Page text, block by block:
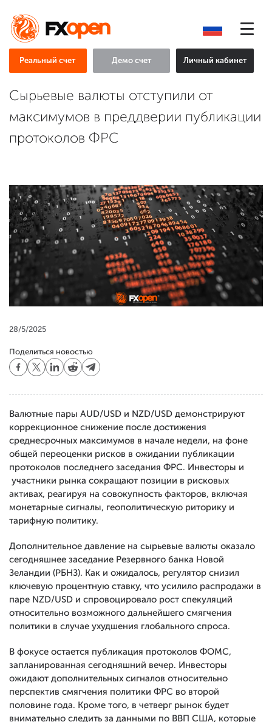
Реальный счет Демо счет Личный кабинет
Сырьевые валюты отступили от
максимумов в преддверии публикации
протоколов ФРС
28/5/2025
Поделиться новостью
Валютные пары AUD/USD и NZD/USD демонстрируют
коррекционное снижение после достижения
среднесрочных максимумов в начале недели, на фоне
общей переоценки рисков в ожидании публикации
протоколов последнего заседания ФРС. Инвесторы и
участники рынка сокращают позиции в рисковых
активах, реагируя на совокупность факторов, включая
монетарные сигналы, геополитическую риторику и
тарифную политику.
Дополнительное давление на сырьевые валюты оказало
сегодняшнее заседание Резервного банка Новой
Зеландии (РБНЗ). Как и ожидалось, регулятор снизил
ключевую процентную ставку, что усилило распродажи в
паре NZD/USD и спровоцировало рост спекуляций
относительно возможного дальнейшего смягчения
политики в случае ухудшения глобального спроса.
В фокусе остается публикация протоколов ФОМС,
запланированная сегодняшний вечер. Инвесторы
ожидают дополнительных сигналов относительно
перспектив смягчения политики ФРС во второй
половине года. Кроме того, в четверг рынок будет
внимательно следить за данными по ВВП США, которые